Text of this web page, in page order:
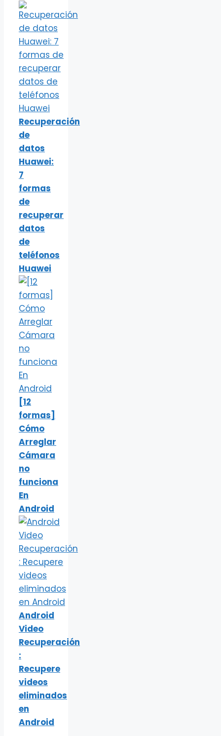
Recuperación
de
datos
Huawei:
7
formas
de
recuperar
datos
de
teléfonos
Huawei
[12
formas]
Cómo
Arreglar
Cámara
no
funciona
En
Android
Android
Video
Recuperación
:
Recupere
videos
eliminados
en
Android